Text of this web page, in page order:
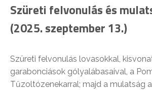
Szüreti felvonulás és
(2025. szeptember 13.)
Szüreti felvonulás lovasokkal,
garabonciások gólyalábasaival, a
Tűzoltózenekarral; majd a mulatság